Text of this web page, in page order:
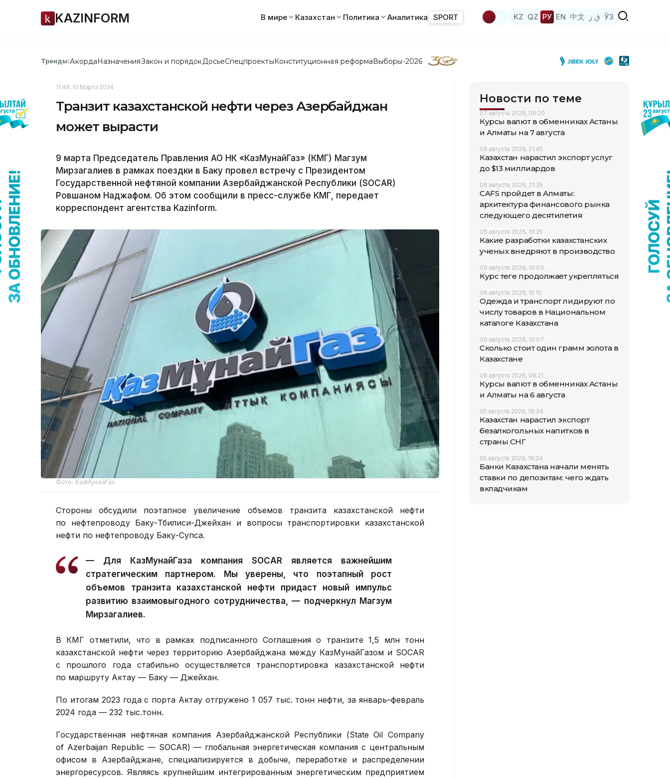
KAZINFORM В мире Казахстан Политика Аналитика SPORT KZ QZ РУ EN 中文 ق ز ЎЗ
Тренды:АкордаНазначенияЗакон и порядок ДосьеСпецпроектыКонституционная реформаВыборы-2026
11:48, 10 Марта 2024
Транзит казахстанской нефти через Азербайджан
может вырасти
9 марта Председатель Правления АО НК «КазМунайГаз» (КМГ) Магзум
Мирзагалиев в рамках поездки в Баку провел встречу с Президентом
Государственной нефтяной компании Азербайджанской Республики (SOCAR)
Ровшаном Наджафом. Об этом сообщили в пресс-службе КМГ, передает
корреспондент агентства Kazinform.
Фото: КазМунайГаз
Стороны обсудили поэтапное увеличение объемов транзита казахстанской нефти
по нефтепроводу Баку-Тбилиси-Джейхан и вопросы транспортировки казахстанской
нефти по нефтепроводу Баку-Супса.
— Для КазМунайГаза компания SOCAR является важнейшим
стратегическим партнером. Мы уверены, что поэтапный рост
объемов транзита казахстанской нефти придаст новый импульс
развитию взаимовыгодного сотрудничества, — подчеркнул Магзум
Мирзагалиев.
В КМГ отметили, что в рамках подписанного Соглашения о транзите 1,5 млн тонн
казахстанской нефти через территорию Азербайджана между КазМунайГазом и SOCAR
с прошлого года стабильно осуществляется транспортировка казахстанской нефти
по маршруту Актау — Баку — Джейхан.
По итогам 2023 года с порта Актау отгружено 1 057 тыс. тонн нефти, за январь–февраль
2024 года — 232 тыс.тонн.
Государственная нефтяная компания Азербайджанской Республики (State Oil Company
of Azerbaijan Republic — SOCAR) — глобальная энергетическая компания с центральным
офисом в Азербайджане, специализируется в добыче, переработке и распределении
энергоресурсов. Являясь крупнейшим интегрированным энергетическим предприятием
Новости по теме
07 августа 2026, 08:20
Курсы валют в обменниках Астаны
и Алматы на 7 августа
06 августа 2026, 21:45
Казахстан нарастил экспорт услуг
до $13 миллиардов
06 августа 2026, 21:35
CAFS пройдет в Алматы:
архитектура финансового рынка
следующего десятилетия
06 августа 2026, 19:25
Какие разработки казахстанских
ученых внедряют в производство
06 августа 2026, 16:03
Курс теңге продолжает укрепляться
06 августа 2026, 15:10
Одежда и транспорт лидируют по
числу товаров в Национальном
каталоге Казахстана
06 августа 2026, 10:07
Сколько стоит один грамм золота в
Казахстане
06 августа 2026, 08:21
Курсы валют в обменниках Астаны
и Алматы на 6 августа
05 августа 2026, 18:34
Казахстан нарастил экспорт
безалкогольных напитков в
страны СНГ
05 августа 2026, 16:24
Банки Казахстана начали менять
ставки по депозитам: чего ждать
вкладчикам